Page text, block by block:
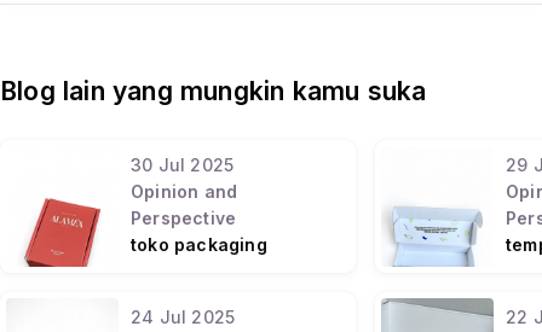
Blog lain yang mungkin kamu suka
30 Jul 2025
Opinion and
Perspective
toko packaging
29
24 Jul 2025
22